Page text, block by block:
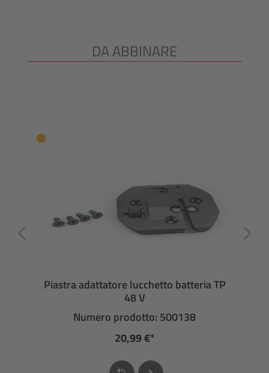
Salta la galleria dei prodotti
DA ABBINARE
Piastra adattatore lucchetto batteria TP
48 V
Numero prodotto: 500138
20,99 €*